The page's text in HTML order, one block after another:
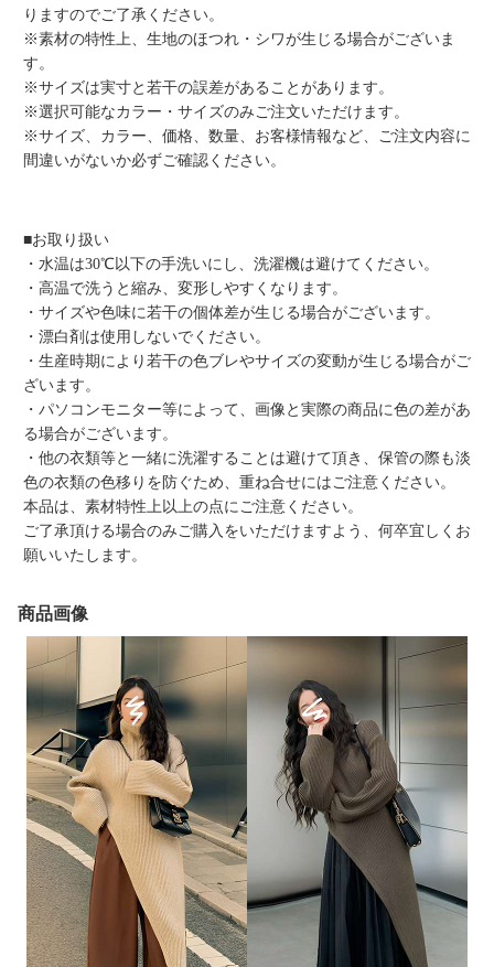
りますのでご了承ください。
※素材の特性上、生地のほつれ・シワが生じる場合がございま
す。
※サイズは実寸と若干の誤差があることがあります。
※選択可能なカラー・サイズのみご注文いただけます。
※サイズ、カラー、価格、数量、お客様情報など、ご注文内容に
間違いがないか必ずご確認ください。
■お取り扱い
・水温は30℃以下の手洗いにし、洗濯機は避けてください。
・高温で洗うと縮み、変形しやすくなります。
・サイズや色味に若干の個体差が生じる場合がございます。
・漂白剤は使用しないでください。
・生産時期により若干の色ブレやサイズの変動が生じる場合がご
ざいます。
・パソコンモニター等によって、画像と実際の商品に色の差があ
る場合がございます。
・他の衣類等と一緒に洗濯することは避けて頂き、保管の際も淡
色の衣類の色移りを防ぐため、重ね合せにはご注意ください。
本品は、素材特性上以上の点にご注意ください。
ご了承頂ける場合のみご購入をいただけますよう、何卒宜しくお
願いいたします。
商品画像